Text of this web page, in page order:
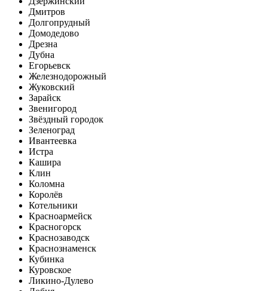
Дмитров
Долгопрудный
Домодедово
Дрезна
Дубна
Егорьевск
Железнодорожный
Жуковский
Зарайск
Звенигород
Звёздный городок
Зеленоград
Ивантеевка
Истра
Кашира
Клин
Коломна
Королёв
Котельники
Красноармейск
Красногорск
Краснозаводск
Краснознаменск
Кубинка
Куровское
Ликино-Дулево